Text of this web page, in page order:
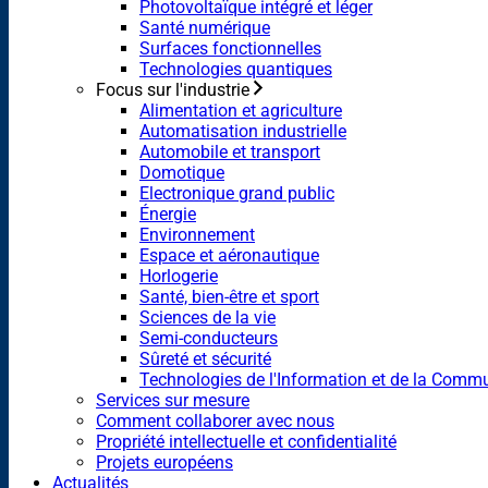
Photovoltaïque intégré et léger
Santé numérique
Surfaces fonctionnelles
Technologies quantiques
Focus sur l'industrie
Alimentation et agriculture
Automatisation industrielle
Automobile et transport
Domotique
Electronique grand public
Énergie
Environnement
Espace et aéronautique
Horlogerie
Santé, bien-être et sport
Sciences de la vie
Semi-conducteurs
Sûreté et sécurité
Technologies de l'Information et de la
Services sur mesure
Comment collaborer avec nous
Propriété intellectuelle et confidentialité
Projets européens
Actualités